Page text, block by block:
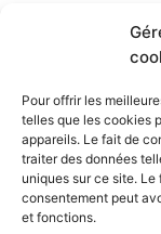
Pour offrir les
telles que les cookies
appareils. Le fait de
traiter des données
uniques sur ce site.
consentement peut
et fonctions.